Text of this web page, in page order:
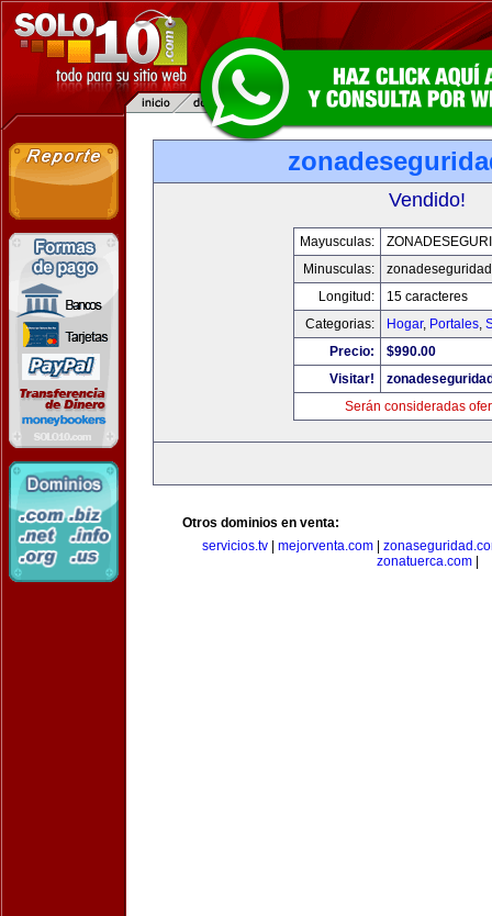
Vendido!
Mayusculas:
Minusculas:
Longitud:
15 caracteres
Categorias:
Hogar, Portales,
Precio:
$990.00
Visitar!
Serán consideradas
Otros dominios en venta:
servicios.tv| mejorventa.com|
zonatuerca.com|